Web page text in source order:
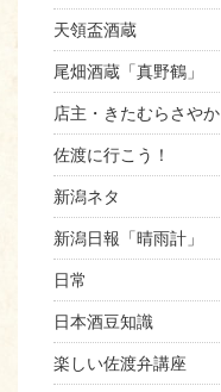
天領盃酒蔵
尾畑酒蔵「真野鶴」
店主・きたむらさやか
佐渡に行こう！
新潟ネタ
新潟日報「晴雨計」
日常
日本酒豆知識
楽しい佐渡弁講座